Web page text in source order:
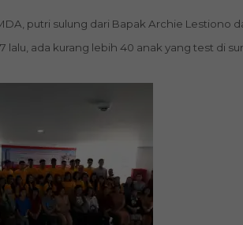
putri sulung dari Bapak Archie Lestiono
ada kurang lebih 40 anak yang test di